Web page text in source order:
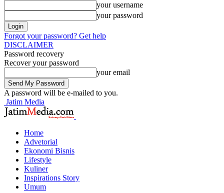
your username
your password
Forgot your password? Get help
DISCLAIMER
Password recovery
Recover your password
your email
A password will be e-mailed to you.
Jatim Media
Home
Advetorial
Ekonomi Bisnis
Lifestyle
Kuliner
Inspirations Story
Umum